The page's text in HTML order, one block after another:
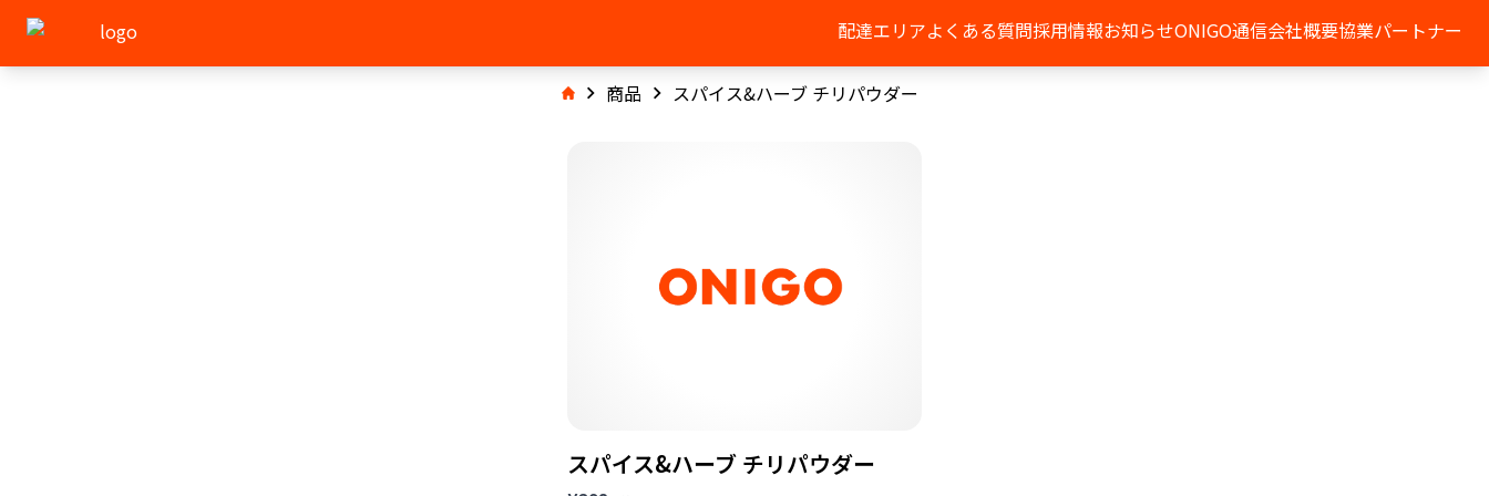
配達エリアよくある質問採用情報お知らせONIGO通信会社概要協業パートナー
商品 スパイス&ハーブ チリパウダー
スパイス&ハーブ チリパウダー